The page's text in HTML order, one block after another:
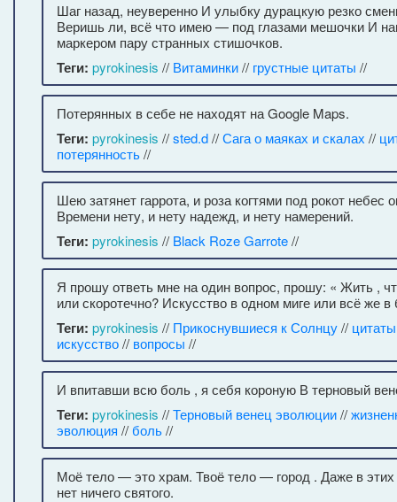
Шаг назад, неуверенно И улыбку дурацкую резко
Веришь ли, всё что имею — под глазами мешочки И
маркером пару странных стишочков.
Теги: pyrokinesis // Витаминки// грустные цитаты //
Потерянных в себе не находят на Google Maps.
Теги: pyrokinesis //sted.d//Сага о маяках и скалах //
потерянность//
Шею затянет гаррота, и роза когтями под рокот небес
Времени нету, и нету надежд, и нету намерений.
Теги: pyrokinesis // Black Roze Garrote//
Я прошу ответь мне на один вопрос, прошу: « Жить ,
или скоротечно? Искусство в одном миге или всё же в
Теги: pyrokinesis // Прикоснувшиеся к Солнцу//
искусство// вопросы //
И впитавши всю боль , я себя короную В терновый
Теги: pyrokinesis //Терновый венец эволюции//
эволюция //боль//
Моё тело — это храм. Твоё тело — город . Даже в
нет ничего святого.